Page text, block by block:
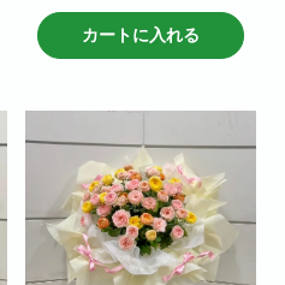
W80
カートに入れる